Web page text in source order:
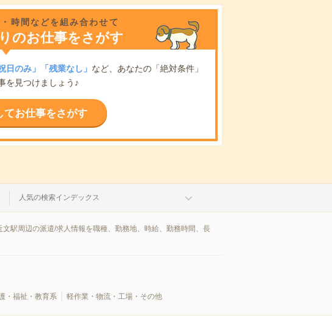
時間などを組み合わせて
のお仕事をさがす
日のみ」「残業なし」 など、あなたの「絶対条件」
を見つけましょう♪
てお仕事をさがす
人気の検索インデックス
駅周辺の派遣/求人情報を職種、勤務地、時給、勤務時間、長
・福祉・教育系 軽作業・物流・工場・その他